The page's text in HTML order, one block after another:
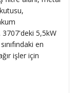
5,5kW
en
işler için